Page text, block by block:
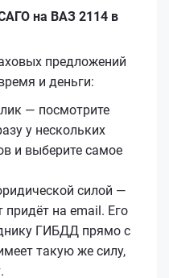
на ВАЗ 2114 в
предложений
и деньги:
— посмотрите
у нескольких
и выберите самое
силой —
на email. Его
ГИБДД прямо с
такую же силу,